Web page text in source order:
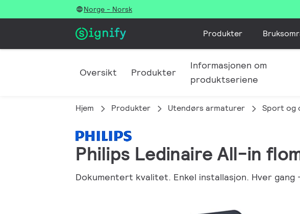
Norge - Norsk
Produkter
Oversikt Produkter
Informasjonen om
produktseriene
Hjem Produkter Utendørs armaturer Sport og
Philips Ledinaire All-in
Dokumentert kvalitet. Enkel installasjon. Hver